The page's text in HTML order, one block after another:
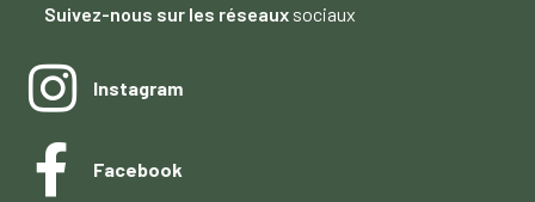
Suivez-nous sur les réseaux sociaux
Instagram
Facebook